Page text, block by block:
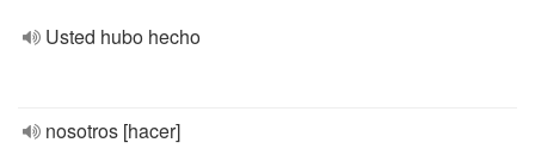
Usted hubo hecho
nosotros [hacer]